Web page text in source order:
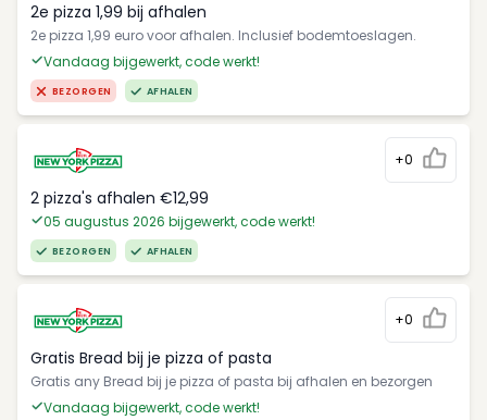
2e pizza 1,99 bij afhalen
2e pizza 1,99 euro voor afhalen. Inclusief bodemtoeslagen.
Vandaag bijgewerkt, code werkt!
BEZORGEN AFHALEN
+0
2 pizza's afhalen €12,99
05 augustus 2026 bijgewerkt, code werkt!
BEZORGEN AFHALEN
+0
Gratis Bread bij je pizza of pasta
Gratis any Bread bij je pizza of pasta bij afhalen en bezorgen
Vandaag bijgewerkt, code werkt!